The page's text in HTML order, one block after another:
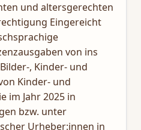
und altersgerechten
Eingereicht
von ins
, Kinder- und
Kinder- und
im Jahr 2025 in
bzw. unter
Urheber:innen in